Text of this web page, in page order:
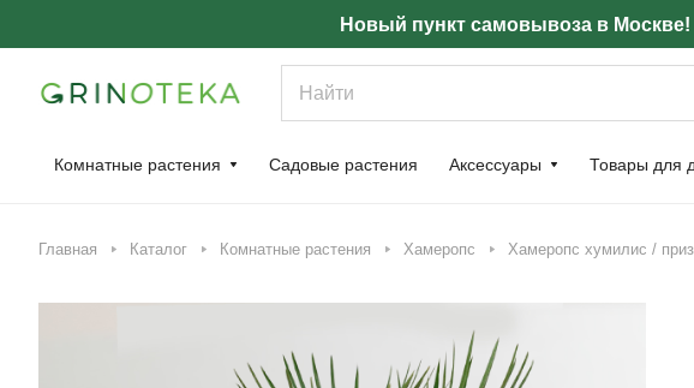
Новый пункт самовывоза в Москве!
Комнатные растения Садовые растения Аксессуары Товары для
Главная Каталог Комнатные растения Хамеропс Хамеропс хумилис /